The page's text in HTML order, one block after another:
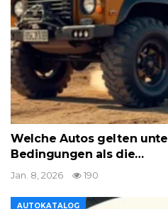
Welche Autos gelten
Bedingungen als die…
Jan. 8, 2026 190
AUTOKATALOG